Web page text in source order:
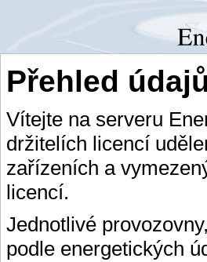
Přehled
Vítejte na serveru
držitelích licencí
zařízeních a
licencí.
Jednotlivé
podle energetických